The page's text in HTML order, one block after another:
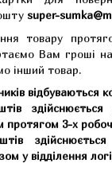
super-
товару
Вам гроші
інший товар.
відбуваються
протягом 3-х
у відділення